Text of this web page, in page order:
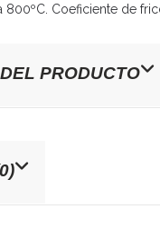
800ºC. Coeficiente de
PRODUCTO